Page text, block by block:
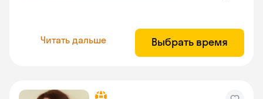
Читать дальше Выбрать время